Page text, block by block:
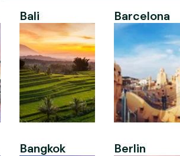
Bali
Bangkok
Barcelona
Berlin